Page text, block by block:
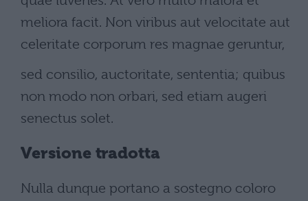
meliora facit. Non viribus aut velocitate aut
celeritate corporum res magnae geruntur,
sed consilio, auctoritate, sententia; quibus
non modo non orbari, sed etiam augeri
senectus solet.
Versione tradotta
Nulla dunque portano a sostegno coloro